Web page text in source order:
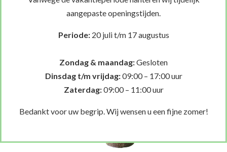
€ 12,50
aangepaste openingstijden.
Periode:20 juli t/m 17 augustus
Zondag & maandag:Gesloten
Dinsdag t/m vrijdag:09:00 – 17:00 uur
Zaterdag:09:00 – 11:00 uur
Bedankt voor uw begrip. Wij wensen u een fijne zomer!